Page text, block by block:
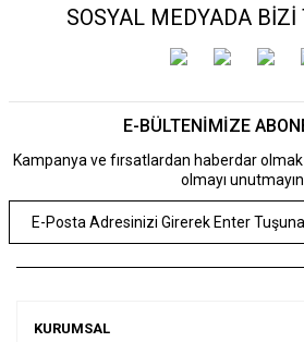
SOSYAL MEDYADA
E-BÜLTENİMİZE
Kampanya ve fırsatlardan haberdar
olmayı unutmayın.
KURUMSAL